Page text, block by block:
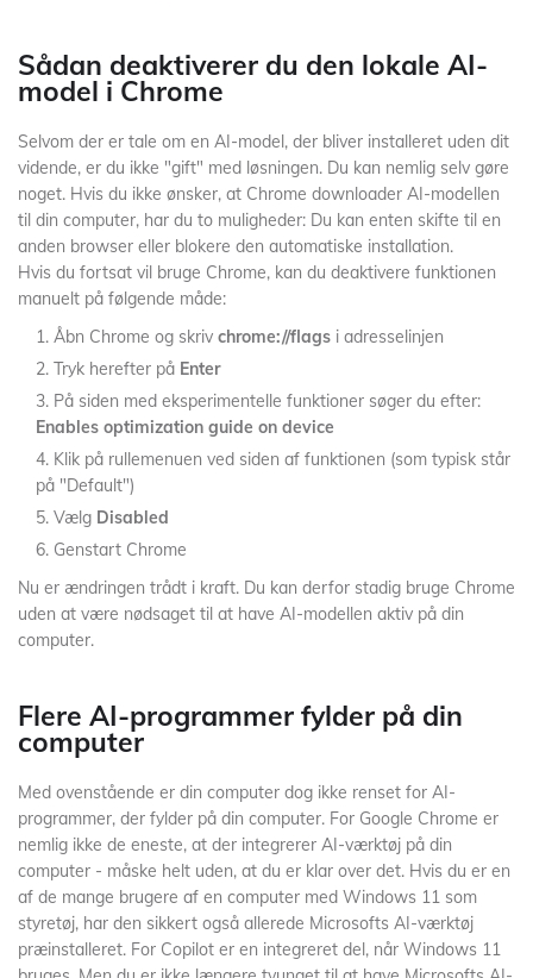
Sådan deaktiverer du den lokale AI-
model i Chrome
Selvom der er tale om en AI-model, der bliver installeret uden dit
vidende, er du ikke "gift" med løsningen. Du kan nemlig selv gøre
noget. Hvis du ikke ønsker, at Chrome downloader AI-modellen
til din computer, har du to muligheder: Du kan enten skifte til en
anden browser eller blokere den automatiske installation.
Hvis du fortsat vil bruge Chrome, kan du deaktivere funktionen
manuelt på følgende måde:
Åbn Chrome og skriv chrome://flags i adresselinjen
Tryk herefter på Enter
På siden med eksperimentelle funktioner søger du efter:
Enables optimization guide on device
Klik på rullemenuen ved siden af funktionen (som typisk står
på "Default")
Vælg Disabled
Genstart Chrome
Nu er ændringen trådt i kraft. Du kan derfor stadig bruge Chrome
uden at være nødsaget til at have AI-modellen aktiv på din
computer.
Flere AI-programmer fylder på din
computer
Med ovenstående er din computer dog ikke renset for AI-
programmer, der fylder på din computer. For Google Chrome er
nemlig ikke de eneste, at der integrerer AI-værktøj på din
computer - måske helt uden, at du er klar over det. Hvis du er en
af de mange brugere af en computer med Windows 11 som
styretøj, har den sikkert også allerede Microsofts AI-værktøj
præinstalleret. For Copilot er en integreret del, når Windows 11